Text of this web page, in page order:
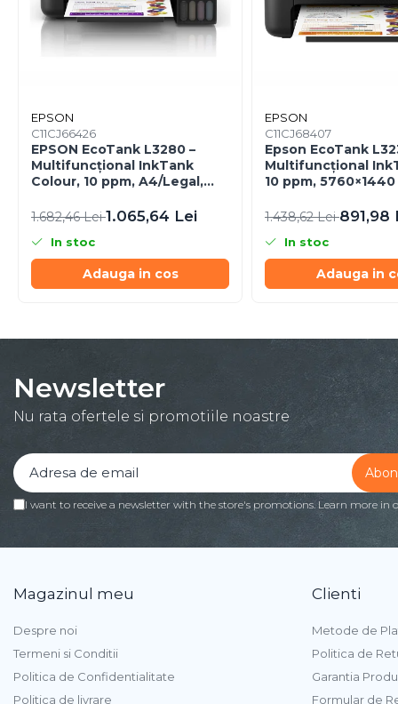
Display & signage
Ecrane Digital Signage
Proiectoare Business
Proiectoare Consumer
Componente
Plăci de Bază Amd
Plăci de Bază Intel
Plăci video
HDD Externe
HDD Interne
SSD Interne
Memorii
Memorii Laptop
Stick-uri USB
Surse de Alimentare PC
Răcire
EPSON
C11CJ66426
EPSON EcoTank L3280 –
Multifuncțional InkTank
Colour, 10 ppm, A4/Legal,
1.682,46 Lei1.065,64 Lei
In stoc
Adauga in cos
EPSON
C11CJ68407
Epson EcoTank
Multifuncțional
10 ppm,
1.438,62 Lei891,98
In stoc
Adauga in
Newsletter
Nu rata ofertele si promotiile noastre
I want to receive a newsletter with the store's promotions. Learn more in
Magazinul meu
Despre noi
Termeni si Conditii
Politica de Confidentialitate
Politica de livrare
Clienti
Metode de
Politica de
Garantia
Formular de